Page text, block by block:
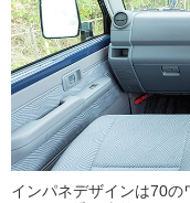
インパネデザインは70